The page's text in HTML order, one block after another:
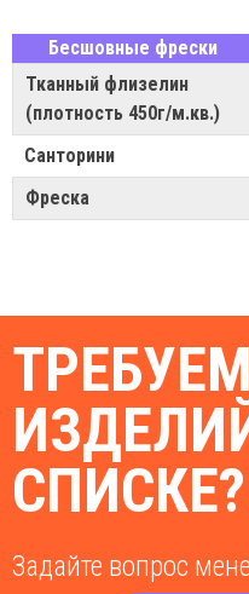
Бесшовные фрески
Тканный флизелин
(плотность 450г/м.кв.)
Санторини
Фреска
СПИСКЕ?
Задайте вопрос